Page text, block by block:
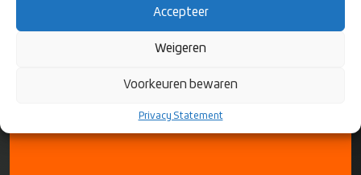
Accepteer
Weigeren
Voorkeuren bewaren
Privacy Statement